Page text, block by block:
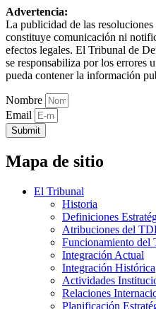
Advertencia:
La publicidad de las
constituye comunicación ni
efectos legales. El Tribunal de
se responsabiliza por los errores
pueda contener la información
Nombre
Email
Submit
Mapa de sitio
El Tribunal
Historia
Definiciones
Atribuciones del
Funcionamiento del
Integración Actual
Integración Histórica
Actividades
Relaciones
Planificación